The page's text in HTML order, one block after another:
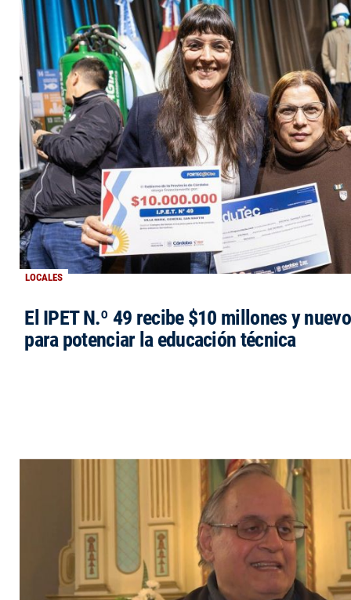
LOCALES
El IPET N.º 49 recibe $10 millones y
para potenciar la educación técnica